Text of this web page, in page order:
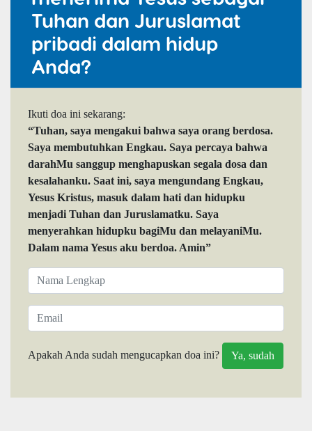
Tuhan dan Juruslamat
pribadi dalam hidup
Anda?
Ikuti doa ini sekarang:
“Tuhan, saya mengakui bahwa saya orang berdosa.
Saya membutuhkan Engkau. Saya percaya bahwa
darahMu sanggup menghapuskan segala dosa dan
kesalahanku. Saat ini, saya mengundang Engkau,
Yesus Kristus, masuk dalam hati dan hidupku
menjadi Tuhan dan Juruslamatku. Saya
menyerahkan hidupku bagiMu dan melayaniMu.
Dalam nama Yesus aku berdoa. Amin”
Apakah Anda sudah mengucapkan doa ini?